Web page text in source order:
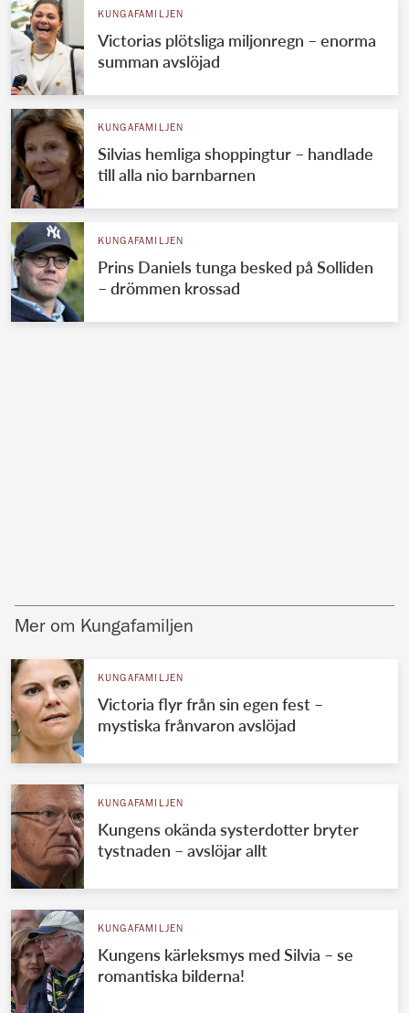
KUNGAFAMILJEN
Victorias plötsliga miljonregn – enorma
summan avslöjad
KUNGAFAMILJEN
Silvias hemliga shoppingtur – handlade
till alla nio barnbarnen
KUNGAFAMILJEN
Prins Daniels tunga besked på Solliden
– drömmen krossad
Mer om Kungafamiljen
KUNGAFAMILJEN
Victoria flyr från sin egen fest –
mystiska frånvaron avslöjad
KUNGAFAMILJEN
Kungens okända systerdotter bryter
tystnaden – avslöjar allt
KUNGAFAMILJEN
Kungens kärleksmys med Silvia – se
romantiska bilderna!